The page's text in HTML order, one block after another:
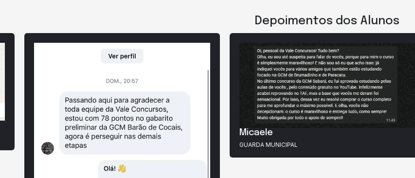
Depoimentos dos Alunos
Micaele
GUARDA MUNICIPAL